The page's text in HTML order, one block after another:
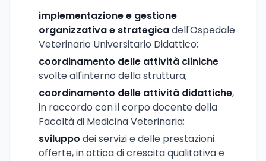
implementazione e gestione
organizzativa e strategicadell'Ospedale
Veterinario Universitario Didattico;
coordinamento delle attività cliniche
svolte all'interno della struttura;
coordinamento delle attività didattiche,
in raccordo con il corpo docente della
Facoltà di Medicina Veterinaria;
sviluppo dei servizi e delle prestazioni
offerte, in ottica di crescita qualitativa e